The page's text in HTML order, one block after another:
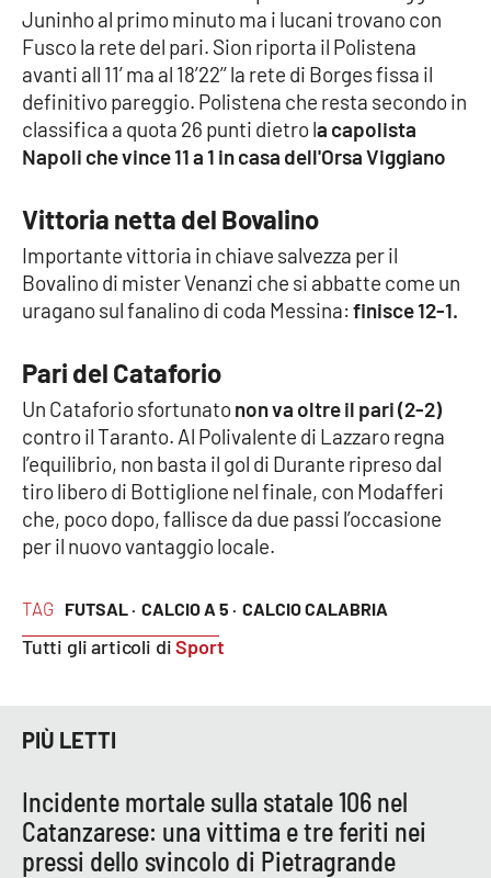
Società
Sport
RUBRICHE
Parchi Marini Calabria
Leggendo Alvaro insieme
Imprese Di Calabria
Le perfidie di Antonella Grippo
Venti di comunicazione
STREAMING
LaC TV
LaC Network
EDIZIONI
LOCALI
Catanzaro
TAG FUTSAL · CALCIO A 5 · CALCIO CALABRIA
Tutti gli articoli diSport
Juninho al primo minuto ma i lucani trovano con
Fusco la rete del pari. Sion riporta il Polistena
avanti all 11’ ma al 18’22’’ la rete di Borges fissa il
definitivo pareggio. Polistena che resta secondo in
classifica a quota 26 punti dietro la capolista
Napoli che vince 11 a 1 in casa dell'Orsa Viggiano
Vittoria netta del Bovalino
Importante vittoria in chiave salvezza per il
Bovalino di mister Venanzi che si abbatte come un
uragano sul fanalino di coda Messina:finisce 12-1.
Pari del Cataforio
Un Cataforio sfortunatonon va oltre il pari (2-2)
contro il Taranto. Al Polivalente di Lazzaro regna
l’equilibrio, non basta il gol di Durante ripreso dal
tiro libero di Bottiglione nel finale, con Modafferi
che, poco dopo, fallisce da due passi l’occasione
per il nuovo vantaggio locale.
PIÙ LETTI
Incidente mortale sulla statale 106 nel
Catanzarese: una vittima e tre feriti nei
pressi dello svincolo di Pietragrande